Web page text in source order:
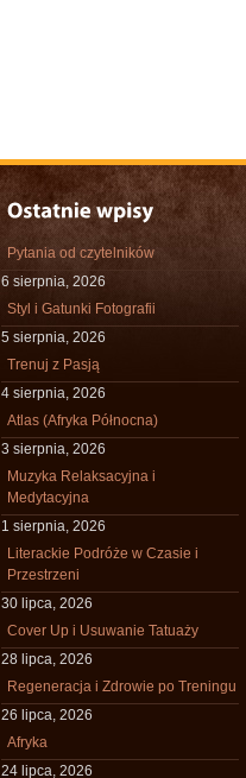
Pytania od czytelników
6 sierpnia, 2026
Styl i Gatunki Fotografii
5 sierpnia, 2026
Trenuj z Pasją
4 sierpnia, 2026
Atlas (Afryka Północna)
3 sierpnia, 2026
Muzyka Relaksacyjna i
Medytacyjna
1 sierpnia, 2026
Literackie Podróże w Czasie i
Przestrzeni
30 lipca, 2026
Cover Up i Usuwanie Tatuaży
28 lipca, 2026
Regeneracja i Zdrowie po Treningu
26 lipca, 2026
Afryka
24 lipca, 2026